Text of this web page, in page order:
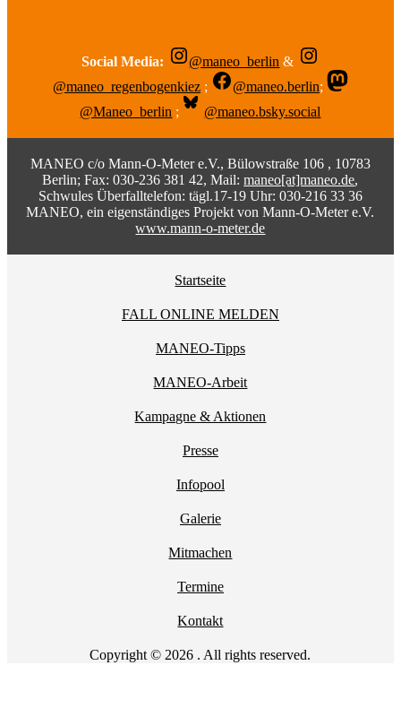
Social Media: @maneo_berlin &
@maneo_regenbogenkiez ; @maneo.berlin;
@Maneo_berlin ; @maneo.bsky.social
MANEO c/o Mann-O-Meter e.V., Bülowstraße 106 , 10783
Berlin; Fax: 030-236 381 42, Mail:maneo[at]maneo.de,
Schwules Überfalltelefon: tägl.17-19 Uhr: 030-216 33 36
MANEO, ein eigenständiges Projekt von Mann-O-Meter e.V.
www.mann-o-meter.de
Startseite
FALL ONLINE MELDEN
MANEO-Tipps
MANEO-Arbeit
Kampagne & Aktionen
Presse
Infopool
Galerie
Mitmachen
Termine
Kontakt
Copyright © 2026 . All rights reserved.